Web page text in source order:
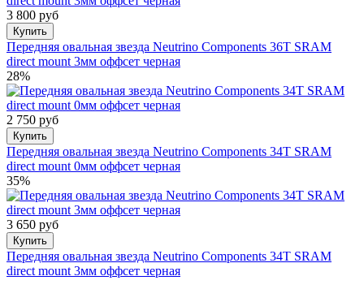
3 800 руб
Купить
Передняя овальная звезда Neutrino Components 36T SRAM
direct mount 3мм оффсет черная
28%
2 750 руб
Купить
Передняя овальная звезда Neutrino Components 34T SRAM
direct mount 0мм оффсет черная
35%
3 650 руб
Купить
Передняя овальная звезда Neutrino Components 34T SRAM
direct mount 3мм оффсет черная